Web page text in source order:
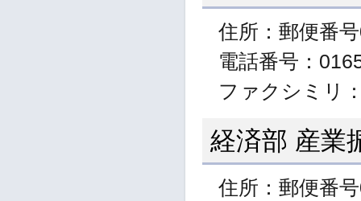
住所：郵便番
電話番号：
ファクシミリ
経済部 産業
住所：郵便番